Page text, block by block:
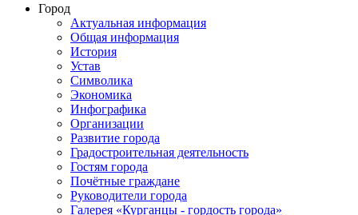
Город
Актуальная информация
Общая информация
История
Устав
Символика
Экономика
Инфографика
Организации
Развитие города
Градостроительная деятельность
Гостям города
Почётные граждане
Руководители города
Галерея «Курганцы - гордость города»